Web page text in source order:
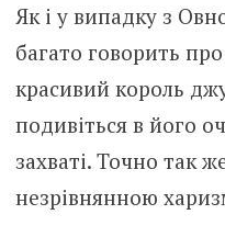
Як і у випадку з
багато говорить
красивий король
подивіться в його
захваті. Точно так
незрівнянною